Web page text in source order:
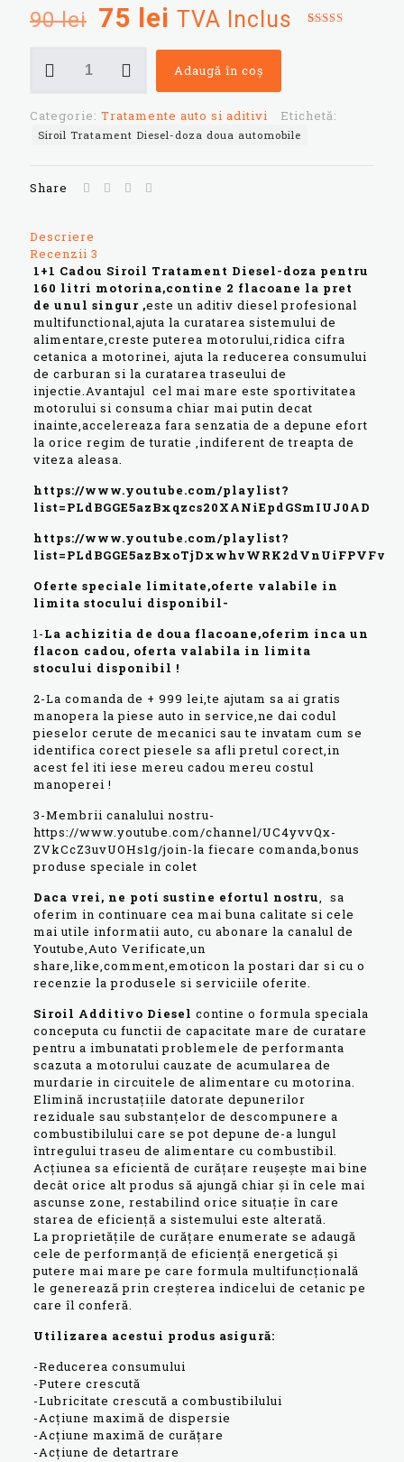
90lei Prețul
inițial
fost:
90 lei.
75 lei Prețul
curent
este:
75 lei.
TVA Inclus
Tratament
Diesel-
160
Adaugă în coș
Categorie: Tratamente auto si aditivi Etichetă:
Siroil Tratament Diesel-doza doua automobile
Share
Descriere
Recenzii 3
1+1 Cadou Siroil Tratament Diesel-doza pentru
160 litri motorina,contine 2 flacoane la pret
de unul singur ,este un aditiv diesel profesional
multifunctional,ajuta la curatarea sistemului de
alimentare,creste puterea motorului,ridica cifra
cetanica a motorinei, ajuta la reducerea consumului
de carburan si la curatarea traseului de
injectie.Avantajul cel mai mare este sportivitatea
motorului si consuma chiar mai putin decat
inainte,accelereaza fara senzatia de a depune efort
la orice regim de turatie ,indiferent de treapta de
viteza aleasa.
https://www.youtube.com/playlist?
list=PLdBGGE5azBxqzcs20XANiEpdGSmIUJ0AD
https://www.youtube.com/playlist?
list=PLdBGGE5azBxoTjDxwhvWRK2dVnUiFPVFv
Oferte speciale limitate,oferte valabile in
limita stocului disponibil-
1-La achizitia de doua flacoane,oferim inca un
flacon cadou, oferta valabila in limita
stocului disponibil !
2-La comanda de + 999 lei,te ajutam sa ai gratis
manopera la piese auto in service,ne dai codul
pieselor cerute de mecanici sau te invatam cum se
identifica corect piesele sa afli pretul corect,in
acest fel iti iese mereu cadou mereu costul
manoperei !
3-Membrii canalului nostru-
https://www.youtube.com/channel/UC4yvvQx-
ZVkCcZ3uvUOHs1g/join-la fiecare comanda,bonus
produse speciale in colet
Daca vrei, ne poti sustine efortul nostru, sa
oferim in continuare cea mai buna calitate si cele
mai utile informatii auto, cu abonare la canalul de
Youtube,Auto Verificate,un
share,like,comment,emoticon la postari dar si cu o
recenzie la produsele si serviciile oferite.
Siroil Additivo Diesel contine o formula speciala
conceputa cu functii de capacitate mare de curatare
pentru a imbunatati problemele de performanta
scazuta a motorului cauzate de acumularea de
murdarie in circuitele de alimentare cu motorina.
Elimină incrustațiile datorate depunerilor
reziduale sau substanțelor de descompunere a
combustibilului care se pot depune de-a lungul
întregului traseu de alimentare cu combustibil.
Acțiunea sa eficientă de curățare reușește mai bine
decât orice alt produs să ajungă chiar și în cele mai
ascunse zone, restabilind orice situație în care
starea de eficiență a sistemului este alterată.
La proprietățile de curățare enumerate se adaugă
cele de performanță de eficiență energetică și
putere mai mare pe care formula multifuncțională
le generează prin creșterea indicelui de cetanic pe
care îl conferă.
Utilizarea acestui produs asigură:
-Reducerea consumului
-Putere crescută
-Lubricitate crescută a combustibilului
-Acțiune maximă de dispersie
-Acțiune maximă de curățare
-Acțiune de detartrare